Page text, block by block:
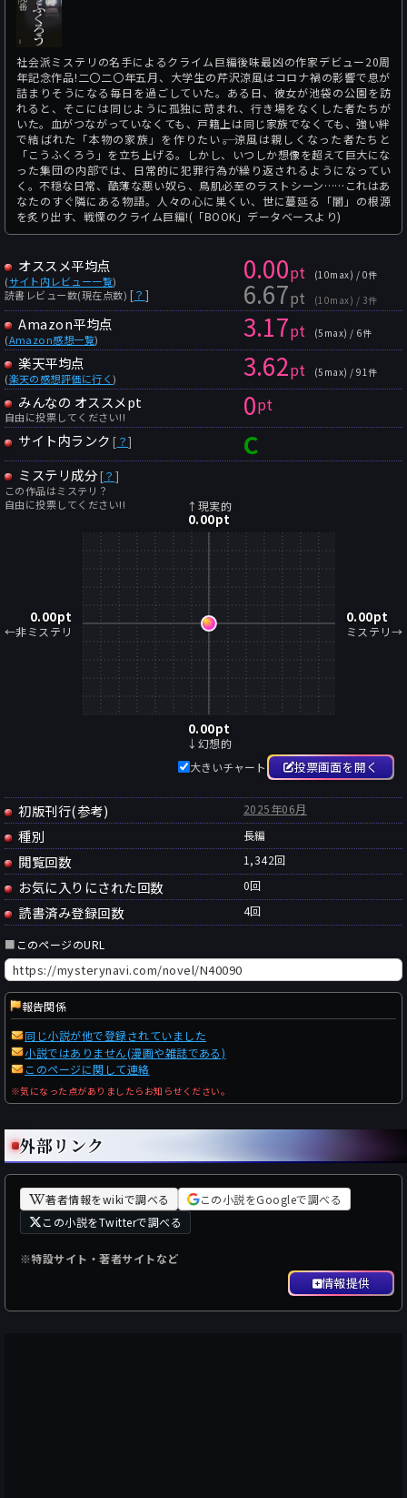
社会派ミステリの名手によるクライム巨編後味最凶の作家デビュー20周
年記念作品!二〇二〇年五月、大学生の芹沢涼風はコロナ禍の影響で息が
詰まりそうになる毎日を過ごしていた。ある日、彼女が池袋の公園を訪
れると、そこには同じように孤独に苛まれ、行き場をなくした者たちが
いた。血がつながっていなくても、戸籍上は同じ家族でなくても、強い絆
で結ばれた「本物の家族」を作りたい――。涼風は親しくなった者たちと
「こうふくろう」を立ち上げる。しかし、いつしか想像を超えて巨大にな
った集団の内部では、日常的に犯罪行為が繰り返されるようになってい
く。不穏な日常、酷薄な悪い奴ら、鳥肌必至のラストシーン……これはあ
なたのすぐ隣にある物語。人々の心に巣くい、世に蔓延る「闇」の根源
を炙り出す、戦慄のクライム巨編!(「BOOK」データベースより)
オススメ平均点
(サイト内レビュー一覧)
読書レビュー数(現在点数) [？ ]
0.00pt (10max) / 0件
6.67pt (10max) / 3件
Amazon平均点
(Amazon感想一覧) 3.17pt (5max) / 6件
楽天平均点
(楽天の感想評価に行く) 3.62pt (5max) / 91件
みんなの オススメpt
自由に投票してください!! 0pt
サイト内ランク [ ？] C
ミステリ成分 [？ ]
この作品はミステリ？
自由に投票してください!!
↑現実的
0.00pt
0.00pt
←非ミステリ
0.00pt
ミステリ→
0.00pt
↓幻想的
大きいチャート
投票画面を開く
初版刊行(参考) 2025年06月
種別 長編
閲覧回数 1,342回
お気に入りにされた回数 0回
読書済み登録回数 4回
■ このページのURL
報告関係
同じ小説が他で登録されていました
小説ではありません(漫画や雑誌である)
このページに関して連絡
※気になった点がありましたらお知らせください。
外部リンク
著者情報をwikiで調べる
この小説をGoogleで調べる
この小説をTwitterで調べる
※特設サイト・著者サイトなど
情報提供